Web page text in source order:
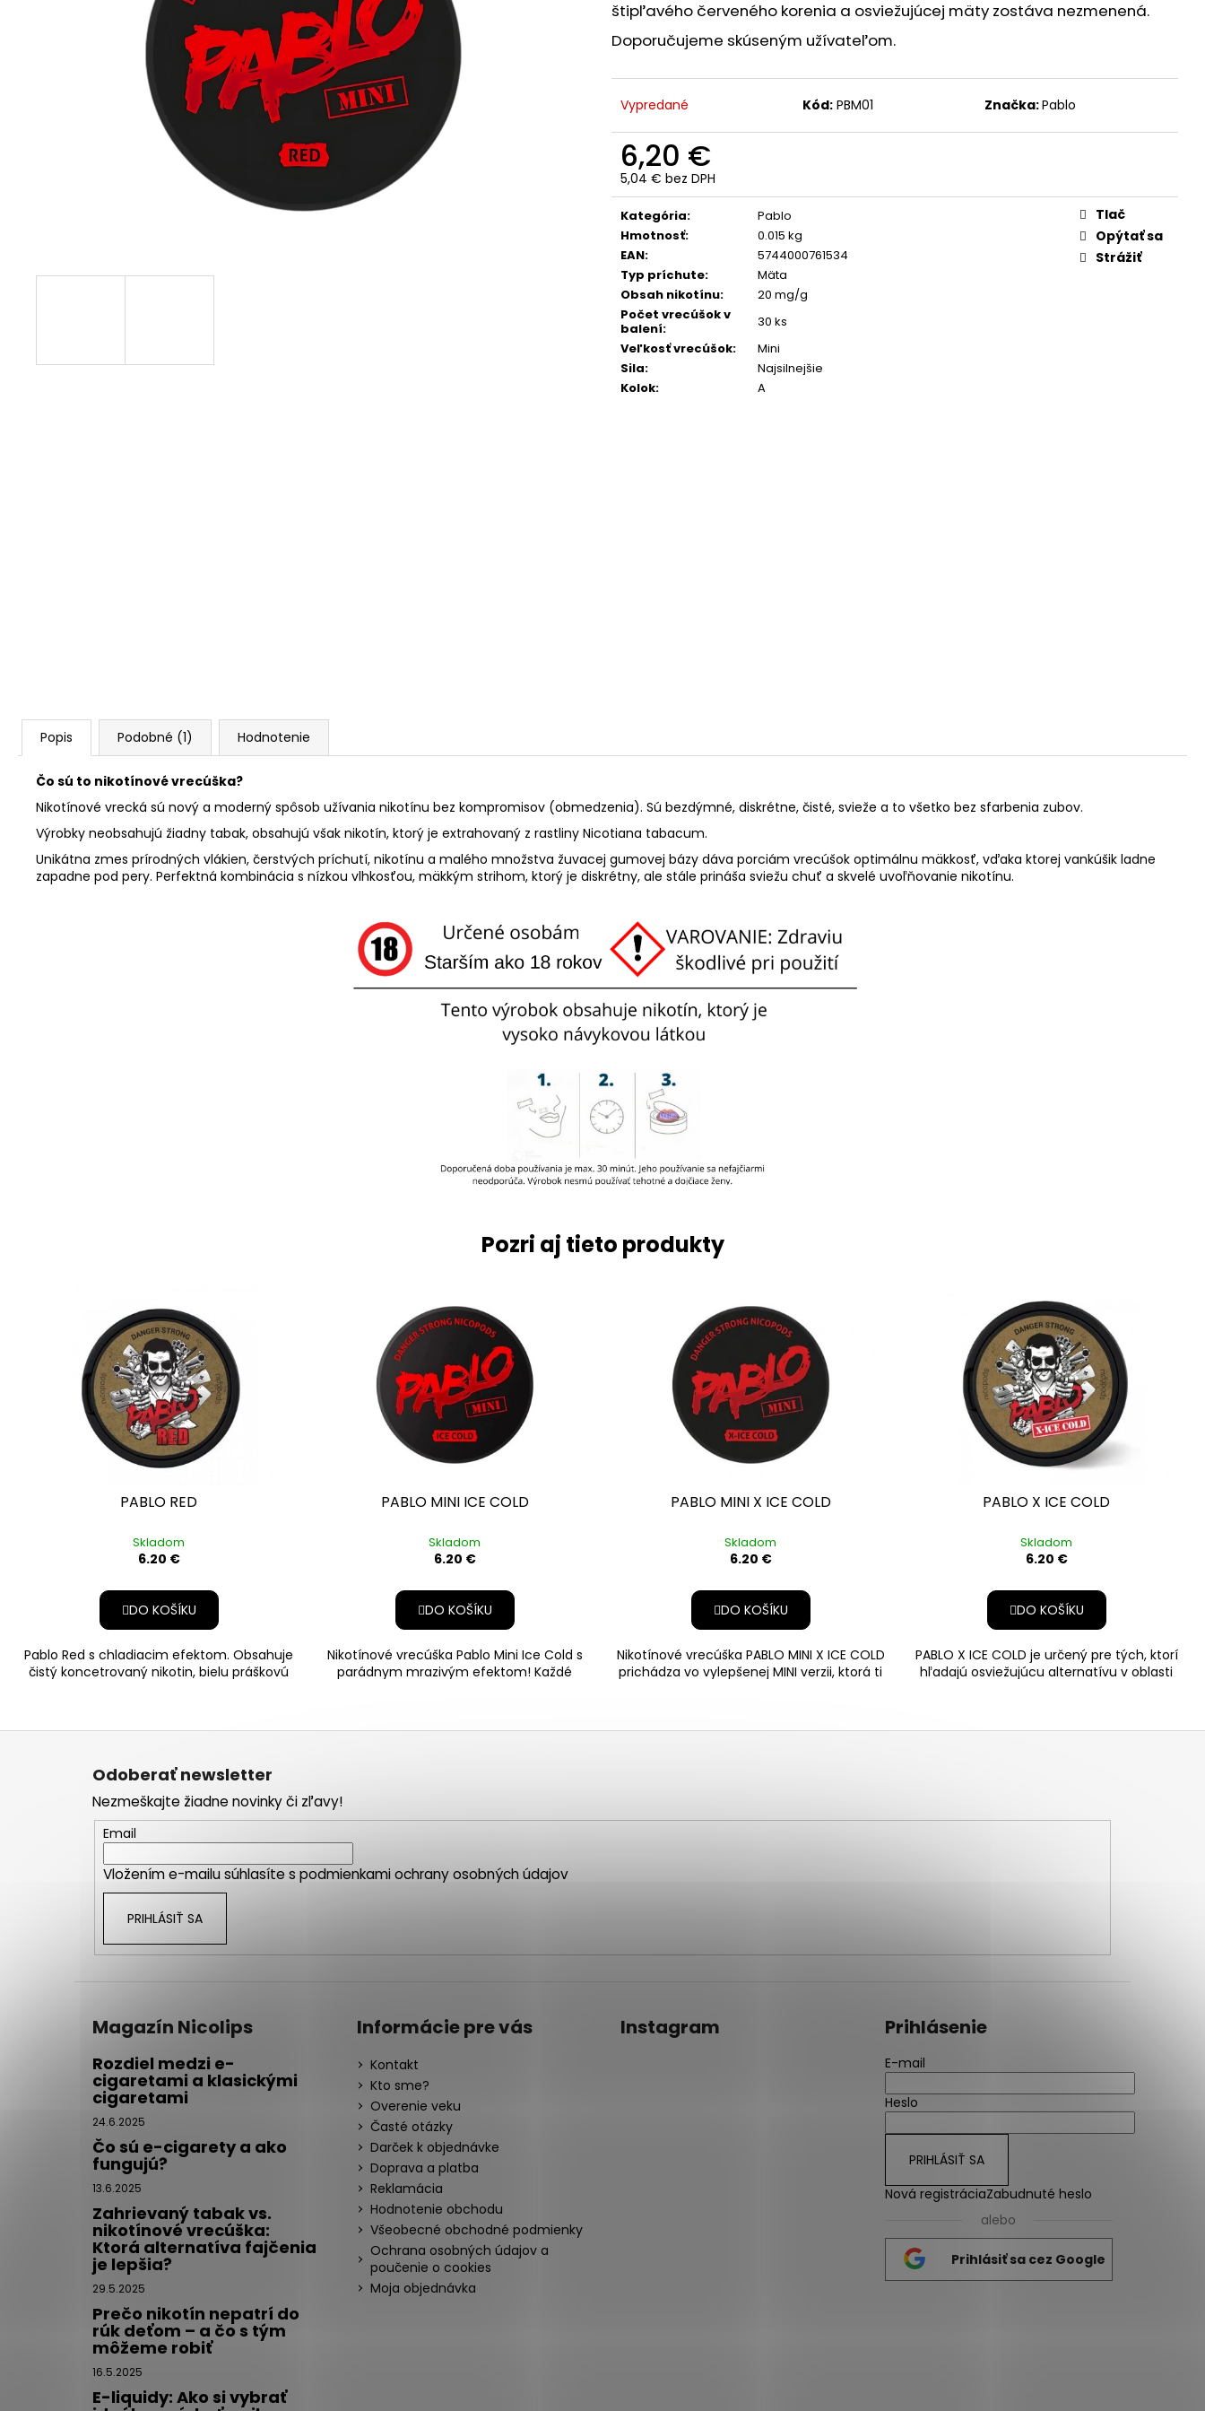
štipľavého červeného korenia a osviežujúcej mäty zostáva nezmenená.
Doporučujeme skúseným užívateľom.
Vypredané Kód: PBM01 Značka:Pablo
6,20 €
5,04 € bez DPH
Jednotková
cena:
Kategória:
Pablo
Hmotnosť:
0.015 kg
EAN:
5744000761534
Typ príchute:
Mäta
Obsah nikotínu:
20 mg/g
Počet vrecúšok v
balení:
30 ks
Veľkosť vrecúšok:
Mini
Sila:
Najsilnejšie
Kolok: A
Tlač
Opýtať sa
Strážiť
Popis Podobné (1) Hodnotenie
Čo sú to nikotínové vrecúška?
Nikotínové vrecká sú nový a moderný spôsob užívania nikotínu bez kompromisov (obmedzenia). Sú bezdýmné, diskrétne, čisté, svieže a to všetko bez sfarbenia zubov.
Výrobky neobsahujú žiadny tabak, obsahujú však nikotín, ktorý je extrahovaný z rastliny Nicotiana tabacum.
Unikátna zmes prírodných vlákien, čerstvých príchutí, nikotínu a malého množstva žuvacej gumovej bázy dáva porciám vrecúšok optimálnu mäkkosť, vďaka ktorej vankúšik ladne
zapadne pod pery. Perfektná kombinácia s nízkou vlhkosťou, mäkkým strihom, ktorý je diskrétny, ale stále prináša sviežu chuť a skvelé uvoľňovanie nikotínu.
Pozri aj tieto produkty
PABLO RED
Skladom
6.20 €
DO KOŠÍKU
Pablo Red s chladiacim efektom. Obsahuje
čistý koncetrovaný nikotin, bielu práškovú
PABLO MINI ICE COLD
Skladom
6.20 €
DO KOŠÍKU
Nikotínové vrecúška Pablo Mini Ice Cold s
parádnym mrazivým efektom! Každé
PABLO MINI X ICE COLD
Skladom
6.20 €
DO KOŠÍKU
Nikotínové vrecúška PABLO MINI X ICE COLD
prichádza vo vylepšenej MINI verzii, ktorá ti
PABLO X ICE COLD
Skladom
6.20 €
DO KOŠÍKU
PABLO X ICE COLD je určený pre tých, ktorí
hľadajú osviežujúcu alternatívu v oblasti
Odoberať newsletter
Nezmeškajte žiadne novinky či zľavy!
Email
Vložením e-mailu súhlasíte s podmienkami ochrany osobných údajov
PRIHLÁSIŤ SA
Magazín Nicolips
Rozdiel medzi e-
cigaretami a klasickými
cigaretami
24.6.2025
Čo sú e-cigarety a ako
fungujú?
13.6.2025
Zahrievaný tabak vs.
nikotínové vrecúška:
Ktorá alternatíva fajčenia
je lepšia?
29.5.2025
Prečo nikotín nepatrí do
rúk deťom – a čo s tým
môžeme robiť
16.5.2025
E-liquidy: Ako si vybrať
Informácie pre vás
Kontakt
Kto sme?
Overenie veku
Časté otázky
Darček k objednávke
Doprava a platba
Reklamácia
Hodnotenie obchodu
Všeobecné obchodné podmienky
Ochrana osobných údajov a
poučenie o cookies
Moja objednávka
Instagram Prihlásenie
E-mail
Heslo
PRIHLÁSIŤ SA
Nová registráciaZabudnuté heslo
alebo
Prihlásiť sa cez Google